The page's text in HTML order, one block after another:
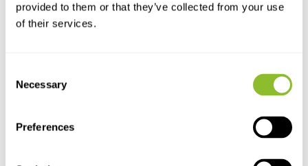
provided to them or that they’ve collected from your use
of their services.
Selection
Necessary
Preferences
The MAT-1 Data Logger is the
heart of the TCM's ...